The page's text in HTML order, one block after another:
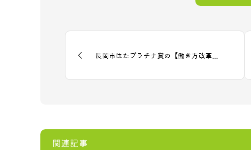
長岡市はたプラチナ賞の【働き方改革...
関連記事